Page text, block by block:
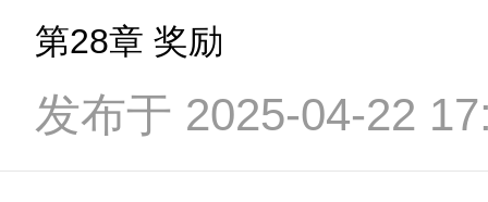
第28章 奖励
发布于 2025-04-22